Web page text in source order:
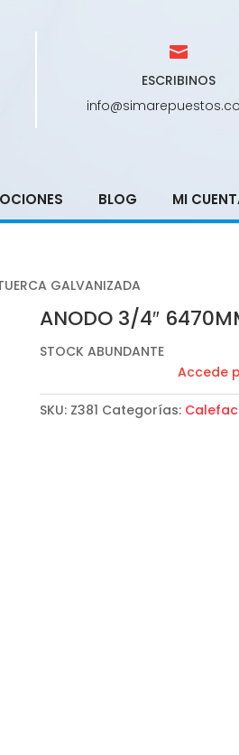
ESCRIBINOS
BLOG MI
GALVANIZADA
ANODO 3/4″
STOCK ABUNDANTE
Accede
SKU: Z381 Categorías: